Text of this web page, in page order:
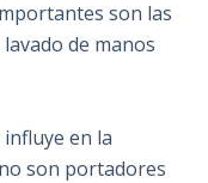
son las
de manos
en la
son portadores